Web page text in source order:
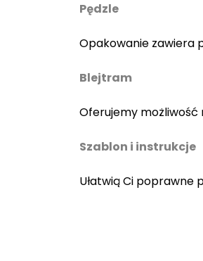
Pędzle
Opakowanie zawiera
Blejtram
Oferujemy możliwość
Szablon i instrukcje
Ułatwią Ci poprawne